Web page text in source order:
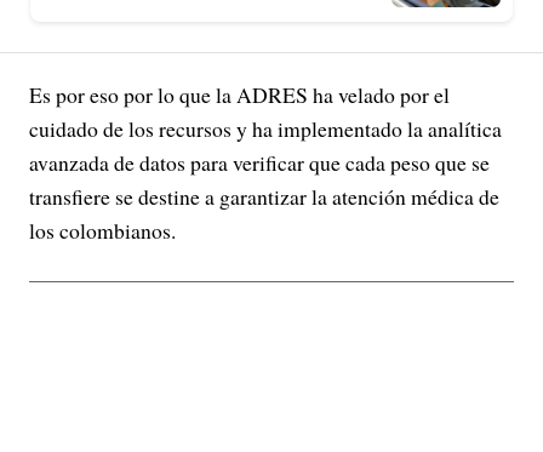
Es por eso por lo que la ADRES ha velado por el
cuidado de los recursos y ha implementado la analítica
avanzada de datos para verificar que cada peso que se
transfiere se destine a garantizar la atención médica de
los colombianos.